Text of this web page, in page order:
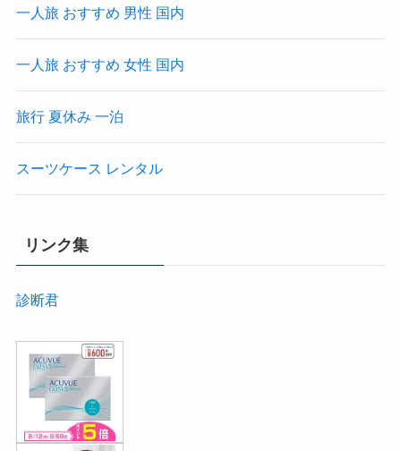
一人旅 おすすめ 男性 国内
一人旅 おすすめ 女性 国内
旅行 夏休み 一泊
スーツケース レンタル
リンク集
診断君